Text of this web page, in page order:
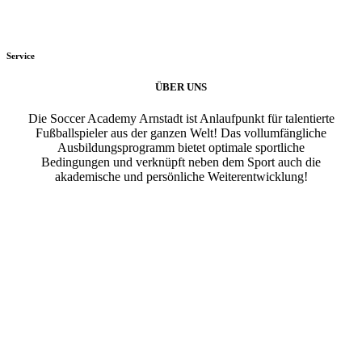
Service
ÜBER UNS
Die Soccer Academy Arnstadt ist Anlaufpunkt für talentierte
Fußballspieler aus der ganzen Welt! Das vollumfängliche
Ausbildungsprogramm bietet optimale sportliche
Bedingungen und verknüpft neben dem Sport auch die
akademische und persönliche Weiterentwicklung!